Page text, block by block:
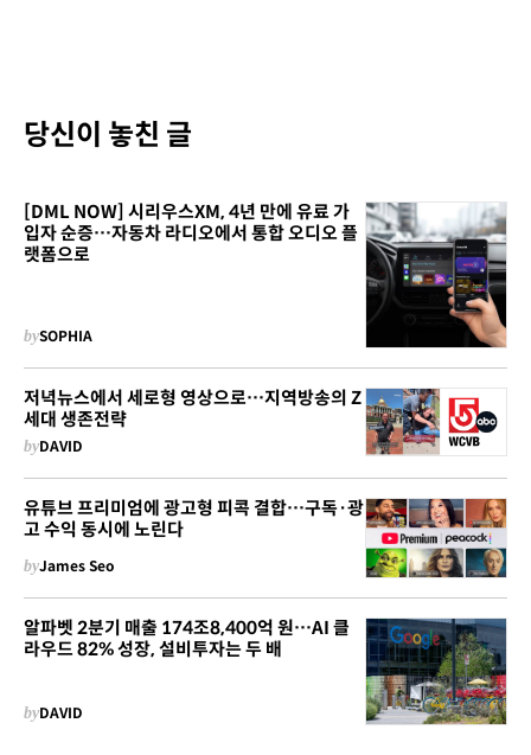
당신이 놓친 글
[DML NOW] 시리우스XM, 4년 만에 유료 가
입자 순증…자동차 라디오에서 통합 오디오 플
랫폼으로
bySOPHIA
저녁뉴스에서 세로형 영상으로…지역방송의 Z
세대 생존전략
byDAVID
유튜브 프리미엄에 광고형 피콕 결합…구독·광
고 수익 동시에 노린다
byJames Seo
알파벳 2분기 매출 174조8,400억 원…AI 클
라우드 82% 성장, 설비투자는 두 배
byDAVID